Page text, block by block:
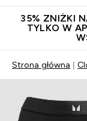
35% ZNIŻKI
TYLKO W
Strona główna